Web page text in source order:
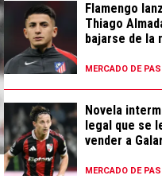
Flamengo
Thiago
bajarse de la
MERCADO DE
Novela
legal que se
vender a
MERCADO DE